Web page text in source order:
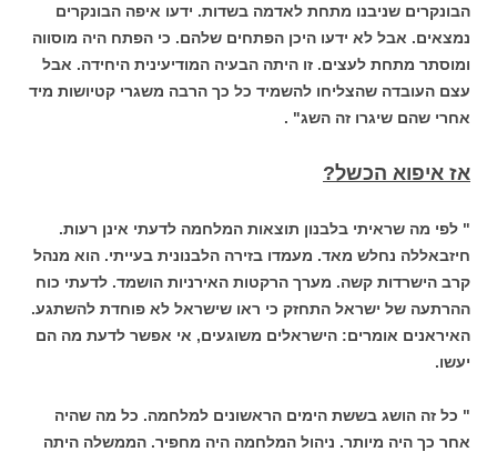
הבונקרים שניבנו מתחת לאדמה בשדות. ידעו איפה הבונקרים
נמצאים. אבל לא ידעו היכן הפתחים שלהם. כי הפתח היה מוסווה
ומוסתר מתחת לעצים. זו היתה הבעיה המודיעינית היחידה. אבל
עצם העובדה שהצליחו להשמיד כל כך הרבה משגרי קטיושות מיד
אחרי שהם שיגרו זה השג" .
אז איפוא הכשל?
" לפי מה שראיתי בלבנון תוצאות המלחמה לדעתי אינן רעות.
חיזבאללה נחלש מאד. מעמדו בזירה הלבנונית בעייתי. הוא מנהל
קרב הישרדות קשה. מערך הרקטות האירניות הושמד. לדעתי כוח
ההרתעה של ישראל התחזק כי ראו שישראל לא פוחדת להשתגע.
האיראנים אומרים: הישראלים משוגעים, אי אפשר לדעת מה הם
יעשו.
" כל זה הושג בששת הימים הראשונים למלחמה. כל מה שהיה
אחר כך היה מיותר. ניהול המלחמה היה מחפיר. הממשלה היתה